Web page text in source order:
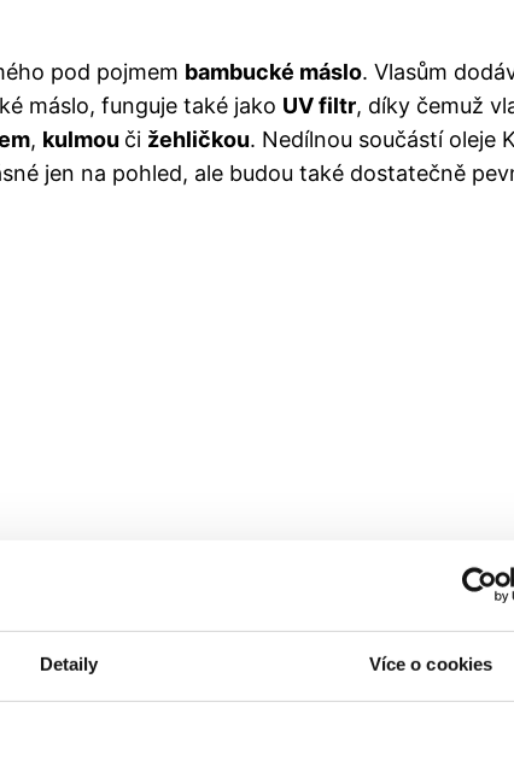
Detaily Více o cookies
pod pojmem bambucké máslo. Vlasům
máslo, funguje také jako UV filtr, díky čemuž
, kulmou či žehličkou. Nedílnou součástí oleje
jen na pohled, ale budou také dostatečně